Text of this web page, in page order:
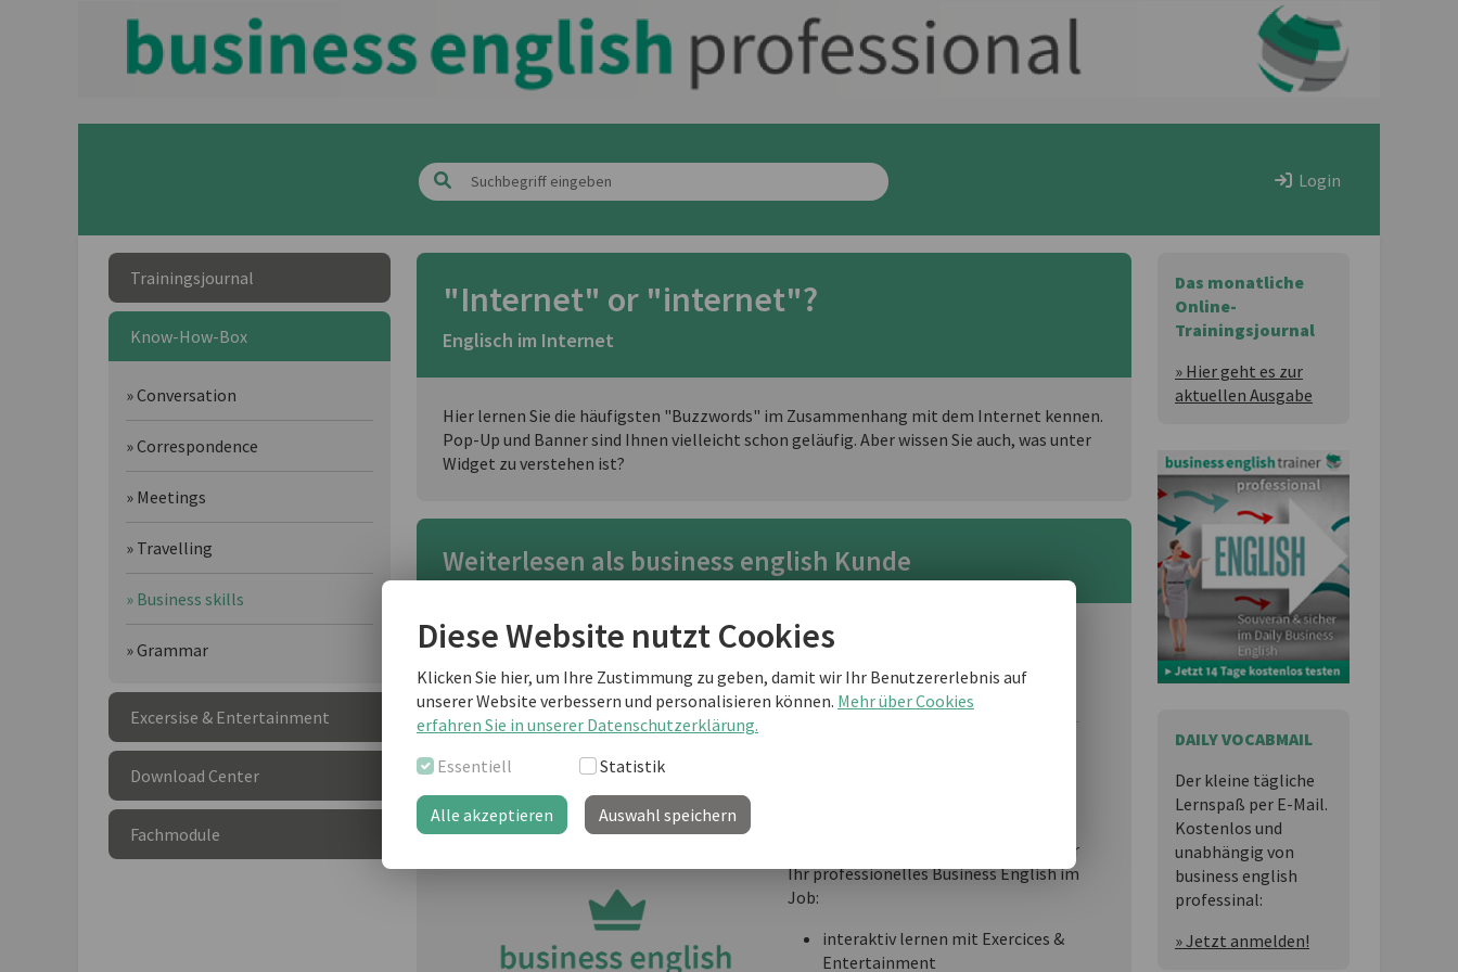
Diese Website nutzt Cookies
Klicken Sie hier, um Ihre Zustimmung zu geben, damit wir Ihr Benutzererlebnis auf
unserer Website verbessern und personalisieren können. Mehr über Cookies
erfahren Sie in unserer Datenschutzerklärung.
Essentiell
Statistik
Alle akzeptieren Auswahl speichern
Login
Trainingsjournal
Know-How-Box
» Conversation
» Correspondence
» Meetings
» Travelling
» Business skills
» Grammar
Excersise & Entertainment
Download Center
Fachmodule
Das monatliche
Online-
Trainingsjournal
» Hier geht es zur
aktuellen Ausgabe
DAILY VOCABMAIL
Der kleine tägliche
Lernspaß per E-Mail.
Kostenlos und
unabhängig von
business english
professinal:
» Jetzt anmelden!
"Internet" or "internet"?
Englisch im Internet
Hier lernen Sie die häufigsten "Buzzwords" im Zusammenhang mit dem Internet kennen.
Pop-Up und Banner sind Ihnen vielleicht schon geläufig. Aber wissen Sie auch, was unter
Widget zu verstehen ist?
Weiterlesen als business english Kunde
Sie sind noch kein "business english professional"-Kunde und möchten
weiterlesen?
Know-How und täglichem Lernspaß für
Ihr professionelles Business English im
Job:
interaktiv lernen mit Exercices &
Entertainment